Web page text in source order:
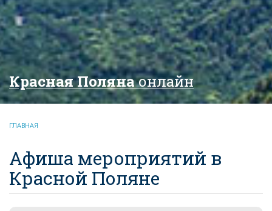
Красная Полянаонлайн
ГЛАВНАЯ
Афиша мероприятий в
Красной Поляне